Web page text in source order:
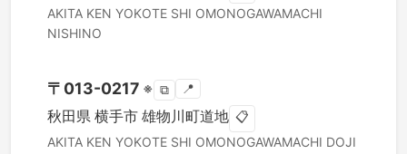
AKITA KEN YOKOTE SHI OMONOGAWAMACHI
NISHINO
〒 013-0217 ※ ⧉ 📍
秋田県 横手市 雄物川町道地 📋
AKITA KEN YOKOTE SHI OMONOGAWAMACHI DOJI